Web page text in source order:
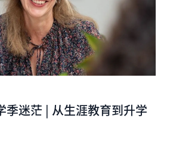
季迷茫 | 从生涯教育到升学